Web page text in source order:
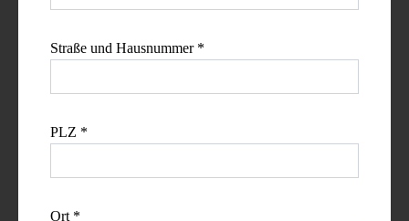
Straße und Hausnummer *
PLZ *
Ort *